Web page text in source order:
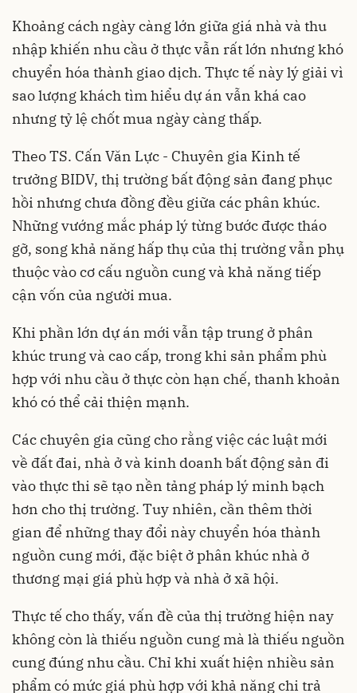
Khoảng cách ngày càng lớn giữa giá nhà và thu
nhập khiến nhu cầu ở thực vẫn rất lớn nhưng khó
chuyển hóa thành giao dịch. Thực tế này lý giải vì
sao lượng khách tìm hiểu dự án vẫn khá cao
nhưng tỷ lệ chốt mua ngày càng thấp.
Theo TS. Cấn Văn Lực - Chuyên gia Kinh tế
trưởng BIDV, thị trường bất động sản đang phục
hồi nhưng chưa đồng đều giữa các phân khúc.
Những vướng mắc pháp lý từng bước được tháo
gỡ, song khả năng hấp thụ của thị trường vẫn phụ
thuộc vào cơ cấu nguồn cung và khả năng tiếp
cận vốn của người mua.
Khi phần lớn dự án mới vẫn tập trung ở phân
khúc trung và cao cấp, trong khi sản phẩm phù
hợp với nhu cầu ở thực còn hạn chế, thanh khoản
khó có thể cải thiện mạnh.
Các chuyên gia cũng cho rằng việc các luật mới
về đất đai, nhà ở và kinh doanh bất động sản đi
vào thực thi sẽ tạo nền tảng pháp lý minh bạch
hơn cho thị trường. Tuy nhiên, cần thêm thời
gian để những thay đổi này chuyển hóa thành
nguồn cung mới, đặc biệt ở phân khúc nhà ở
thương mại giá phù hợp và nhà ở xã hội.
Thực tế cho thấy, vấn đề của thị trường hiện nay
không còn là thiếu nguồn cung mà là thiếu nguồn
cung đúng nhu cầu. Chỉ khi xuất hiện nhiều sản
phẩm có mức giá phù hợp với khả năng chi trả